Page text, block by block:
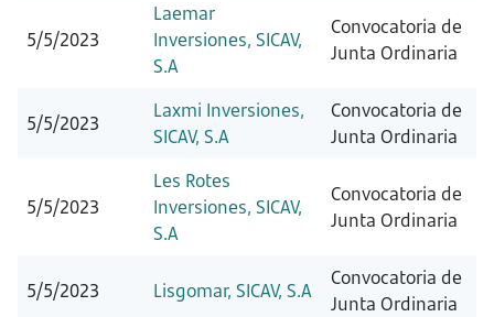
5/5/2023
Laemar
Inversiones, SICAV,
S.A
Convocatoria de
Junta Ordinaria
5/5/2023
Laxmi Inversiones,
SICAV, S.A
Convocatoria de
Junta Ordinaria
5/5/2023
Les Rotes
Inversiones, SICAV,
S.A
Convocatoria de
Junta Ordinaria
5/5/2023 Lisgomar, SICAV, S.A
Convocatoria de
Junta Ordinaria